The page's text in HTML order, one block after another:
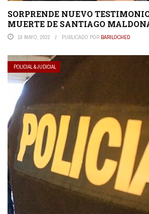
SORPRENDE NUEVO
MUERTE DE SANTIAGO
19 MAYO, 2022 PUBLICADO POR BARILOCHED
POLICIAL & JUDICIAL